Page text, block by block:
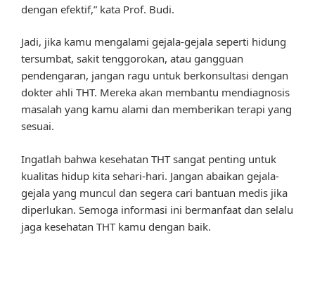
dengan efektif,” kata Prof. Budi.
Jadi, jika kamu mengalami gejala-gejala seperti hidung
tersumbat, sakit tenggorokan, atau gangguan
pendengaran, jangan ragu untuk berkonsultasi dengan
dokter ahli THT. Mereka akan membantu mendiagnosis
masalah yang kamu alami dan memberikan terapi yang
sesuai.
Ingatlah bahwa kesehatan THT sangat penting untuk
kualitas hidup kita sehari-hari. Jangan abaikan gejala-
gejala yang muncul dan segera cari bantuan medis jika
diperlukan. Semoga informasi ini bermanfaat dan selalu
jaga kesehatan THT kamu dengan baik.